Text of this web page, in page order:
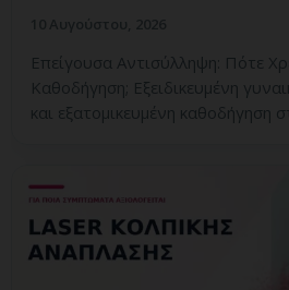
Επείγουσα Αντισύλληψη: Πότε
Καθοδήγηση; Εξειδικευμένη
και εξατομικευμένη καθοδήγηση